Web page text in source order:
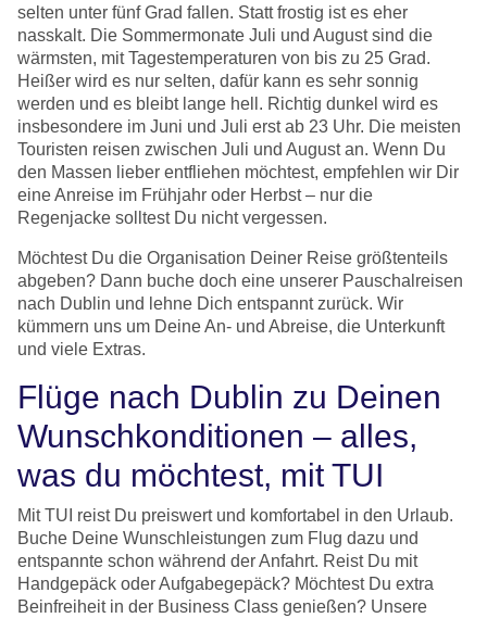
selten unter fünf Grad fallen. Statt frostig ist es eher
nasskalt. Die Sommermonate Juli und August sind die
wärmsten, mit Tagestemperaturen von bis zu 25 Grad.
Heißer wird es nur selten, dafür kann es sehr sonnig
werden und es bleibt lange hell. Richtig dunkel wird es
insbesondere im Juni und Juli erst ab 23 Uhr. Die meisten
Touristen reisen zwischen Juli und August an. Wenn Du
den Massen lieber entfliehen möchtest, empfehlen wir Dir
eine Anreise im Frühjahr oder Herbst – nur die
Regenjacke solltest Du nicht vergessen.
Möchtest Du die Organisation Deiner Reise größtenteils
abgeben? Dann buche doch eine unserer Pauschalreisen
nach Dublin und lehne Dich entspannt zurück. Wir
kümmern uns um Deine An- und Abreise, die Unterkunft
und viele Extras.
Flüge nach Dublin zu Deinen
Wunschkonditionen – alles,
was du möchtest, mit TUI
Mit TUI reist Du preiswert und komfortabel in den Urlaub.
Buche Deine Wunschleistungen zum Flug dazu und
entspannte schon während der Anfahrt. Reist Du mit
Handgepäck oder Aufgabegepäck? Möchtest Du extra
Beinfreiheit in der Business Class genießen? Unsere